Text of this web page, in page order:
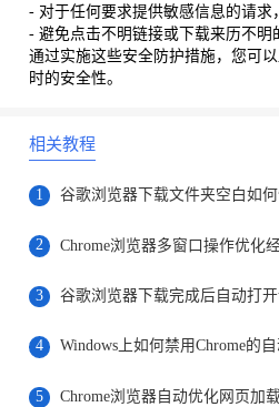
- 对于任何要求提供敏感信息的请求
- 避免点击不明链接或下载来历不明
通过实施这些安全防护措施，您可
时的安全性。
相关教程
1 谷歌浏览器下载文件夹空白如何
2 Chrome浏览器多窗口操作优化
3 谷歌浏览器下载完成后自动打
4
5